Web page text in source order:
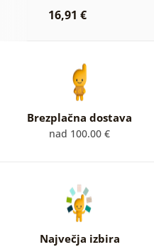
16,91 €
Brezplačna dostava
nad 100.00 €
Največja izbira